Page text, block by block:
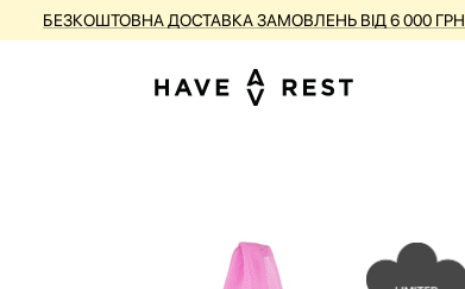
БЕЗКОШТОВНА ДОСТАВКА ЗАМОВЛЕНЬ ВІД 6 000 ГРН